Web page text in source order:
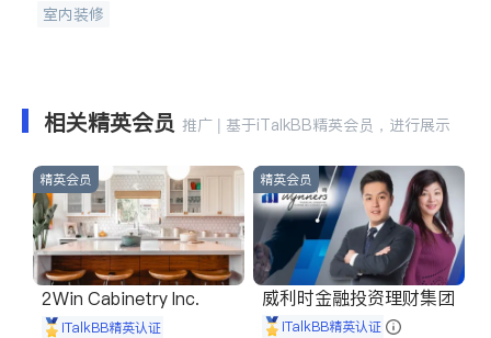
室内装修
相关精英会员 推广 | 基于iTalkBB精英会员，进行展示
精英会员
2Win Cabinetry Inc.
iTalkBB精英认证
精英会员
威利时金融投资理财集团
iTalkBB精英认证